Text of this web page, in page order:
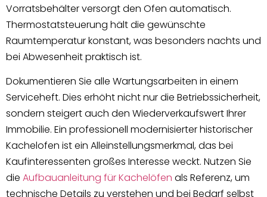
Vorratsbehälter versorgt den Ofen automatisch.
Thermostatsteuerung hält die gewünschte
Raumtemperatur konstant, was besonders nachts und
bei Abwesenheit praktisch ist.
Dokumentieren Sie alle Wartungsarbeiten in einem
Serviceheft. Dies erhöht nicht nur die Betriebssicherheit,
sondern steigert auch den Wiederverkaufswert Ihrer
Immobilie. Ein professionell modernisierter historischer
Kachelofen ist ein Alleinstellungsmerkmal, das bei
Kaufinteressenten großes Interesse weckt. Nutzen Sie
die Aufbauanleitung für Kachelöfen als Referenz, um
technische Details zu verstehen und bei Bedarf selbst